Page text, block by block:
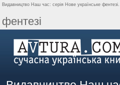
Видавництво Наш час: серія Нове українське фентезі.
фентезі